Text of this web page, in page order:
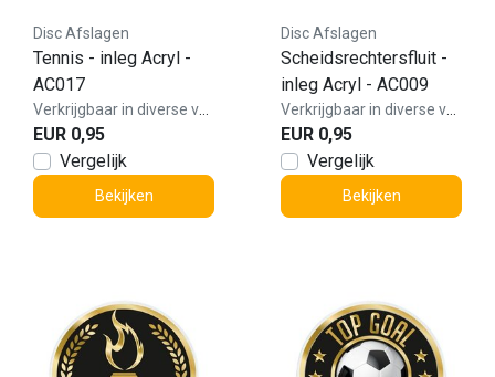
Disc Afslagen
Tennis - inleg Acryl -
AC017
EUR 0,95
Vergelijk
Bekijken
Disc Afslagen
Scheidsrechtersfluit -
inleg Acryl - AC009
EUR 0,95
Vergelijk
Bekijken